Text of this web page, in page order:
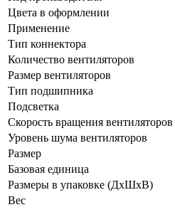
Цвета в оформлении
Применение
Тип коннектора
Количество вентиляторов
Размер вентиляторов
Тип подшипника
Подсветка
Скорость вращения вентиляторов
Уровень шума вентиляторов
Размер
Базовая единица
Размеры в упаковке (ДхШхВ)
Вес